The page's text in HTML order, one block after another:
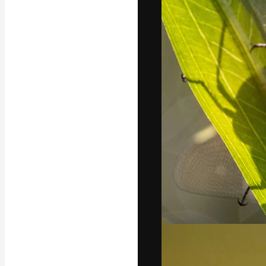
La piattaforma
migliori lavori.
creativi,
Italiano